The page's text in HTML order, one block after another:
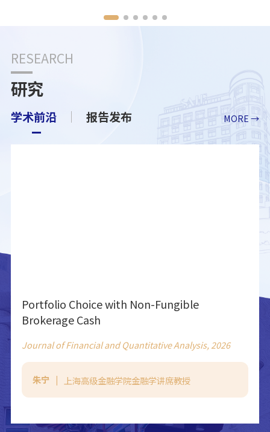
RESEARCH
研究
学术前沿 报告发布 MORE →
Portfolio Choice with Non-Fungible
Brokerage Cash
Journal of Financial and Quantitative Analysis, 2026
朱宁 上海高级金融学院金融学讲席教授